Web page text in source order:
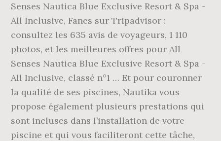
Senses Nautica Blue Exclusive Resort & Spa -
All Inclusive, Fanes sur Tripadvisor :
consultez les 635 avis de voyageurs, 1 110
photos, et les meilleures offres pour All
Senses Nautica Blue Exclusive Resort & Spa -
All Inclusive, classé n°1 … Et pour couronner
la qualité de ses piscines, Nautika vous
propose également plusieurs prestations qui
sont incluses dans l’installation de votre
piscine et qui vous faciliteront cette tâche,